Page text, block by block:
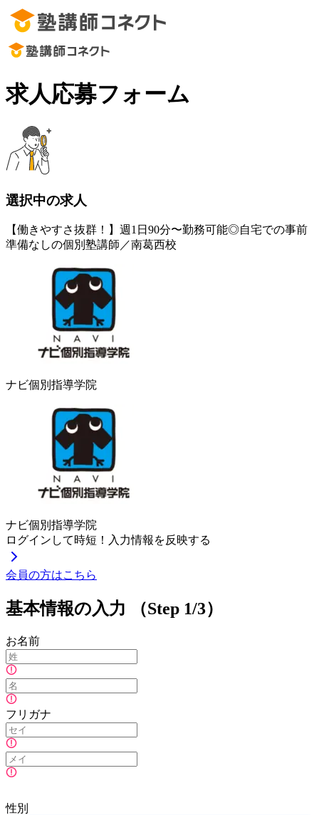
求人応募フォーム
選択中の求人
【働きやすさ抜群！】週1日90分〜勤務可能◎自宅での事前
準備なしの個別塾講師／南葛西校
ナビ個別指導学院
ナビ個別指導学院
ログインして時短！入力情報を反映する
会員の方はこちら
基本情報の入力 （Step 1/3）
お名前
フリガナ
性別